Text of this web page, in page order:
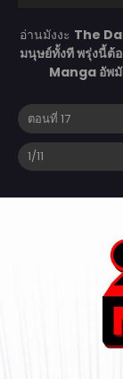
อ่านมังงะ The
มนุษย์ทั้งที พรุ่งนี้ต้
Manga อัพมั